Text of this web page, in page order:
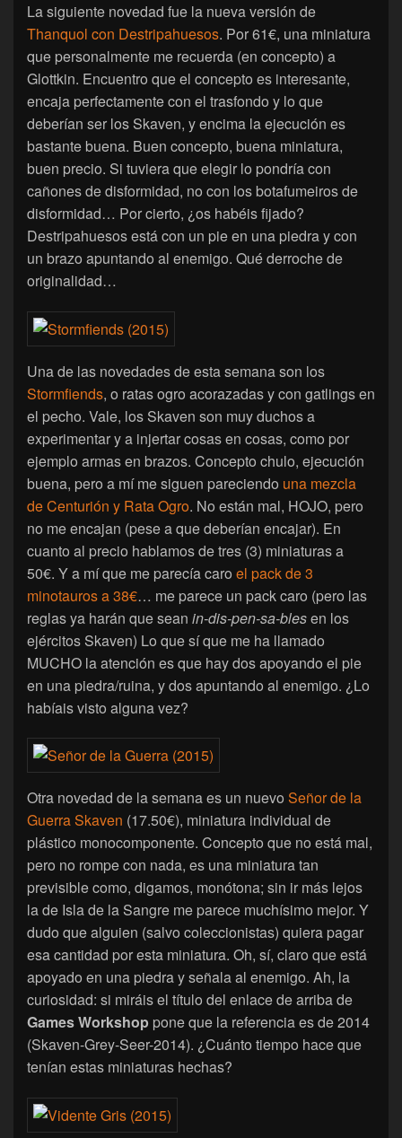
La siguiente novedad fue la nueva versión de
Thanquol con Destripahuesos. Por 61€, una miniatura
que personalmente me recuerda (en concepto) a
Glottkin. Encuentro que el concepto es interesante,
encaja perfectamente con el trasfondo y lo que
deberían ser los Skaven, y encima la ejecución es
bastante buena. Buen concepto, buena miniatura,
buen precio. Si tuviera que elegir lo pondría con
cañones de disformidad, no con los botafumeiros de
disformidad… Por cierto, ¿os habéis fijado?
Destripahuesos está con un pie en una piedra y con
un brazo apuntando al enemigo. Qué derroche de
originalidad…
Una de las novedades de esta semana son los
Stormfiends, o ratas ogro acorazadas y con gatlings en
el pecho. Vale, los Skaven son muy duchos a
experimentar y a injertar cosas en cosas, como por
ejemplo armas en brazos. Concepto chulo, ejecución
buena, pero a mí me siguen pareciendo una mezcla
de Centurión y Rata Ogro. No están mal, HOJO, pero
no me encajan (pese a que deberían encajar). En
cuanto al precio hablamos de tres (3) miniaturas a
50€. Y a mí que me parecía caro el pack de 3
minotauros a 38€… me parece un pack caro (pero las
reglas ya harán que sean in-dis-pen-sa-blesen los
ejércitos Skaven) Lo que sí que me ha llamado
MUCHO la atención es que hay dos apoyando el pie
en una piedra/ruina, y dos apuntando al enemigo. ¿Lo
habíais visto alguna vez?
Otra novedad de la semana es un nuevo Señor de la
Guerra Skaven (17.50€), miniatura individual de
plástico monocomponente. Concepto que no está mal,
pero no rompe con nada, es una miniatura tan
previsible como, digamos, monótona; sin ir más lejos
la de Isla de la Sangre me parece muchísimo mejor. Y
dudo que alguien (salvo coleccionistas) quiera pagar
esa cantidad por esta miniatura. Oh, sí, claro que está
apoyado en una piedra y señala al enemigo. Ah, la
curiosidad: si miráis el título del enlace de arriba de
Games Workshop pone que la referencia es de 2014
(Skaven-Grey-Seer-2014). ¿Cuánto tiempo hace que
tenían estas miniaturas hechas?